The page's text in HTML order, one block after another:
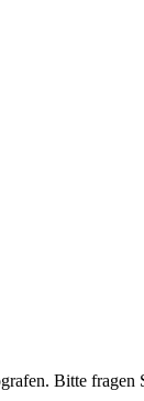
Bitte fragen